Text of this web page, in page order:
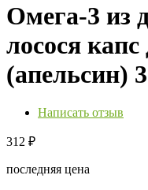
Омега-3 из
лосося капс
(апельсин)
Написать отзыв
312 ₽
последняя цена